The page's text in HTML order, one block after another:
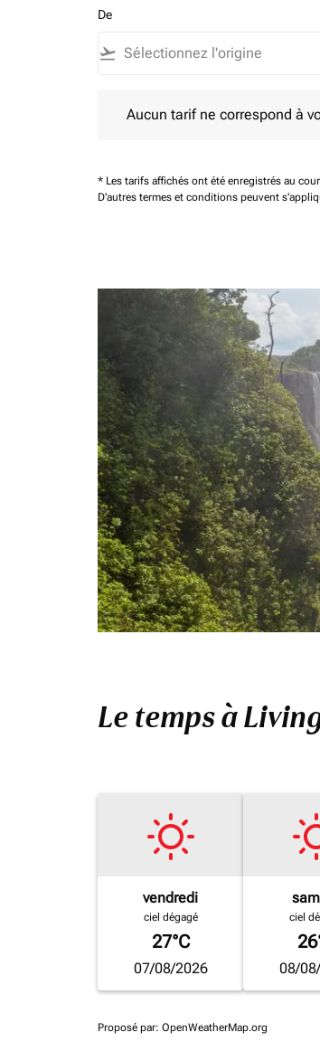
De
flight_takeoff
Aucun tarif ne correspond à
* Les tarifs affichés ont été enregistrés au
D'autres termes et conditions peuvent
Le temps à
vendredi
ciel dégagé
27°C
07/08/2026
ciel
08/
Proposé par: OpenWeatherMap.org